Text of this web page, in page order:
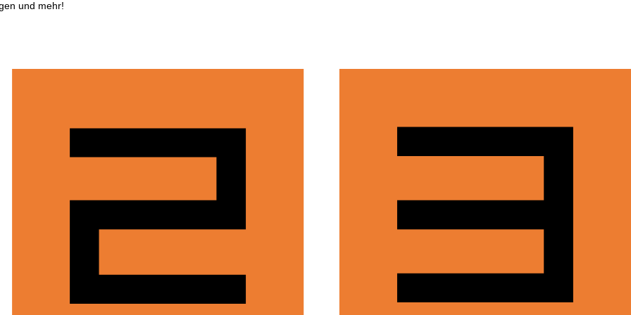
und mehr!